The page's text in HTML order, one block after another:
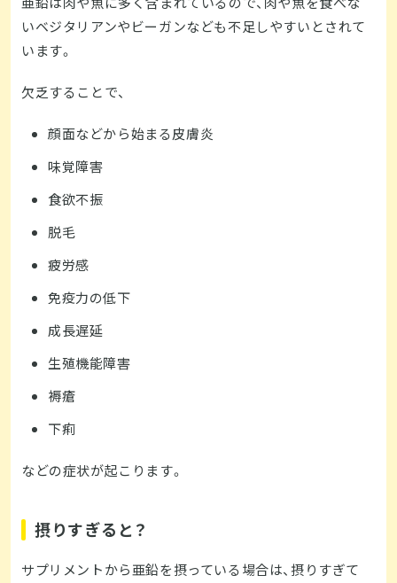
いベジタリアンやビーガンなども不足しやすいとされて
います。
欠乏することで、
顔面などから始まる皮膚炎
味覚障害
食欲不振
脱毛
疲労感
免疫力の低下
成長遅延
生殖機能障害
褥瘡
下痢
などの症状が起こります。
摂りすぎると？
サプリメントから亜鉛を摂っている場合は、摂りすぎて